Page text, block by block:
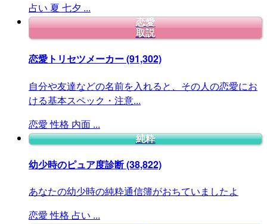
占い 夏 七夕 ...
恋愛
取説
恋愛トリセツメーカー(91,302)
自分や友達などの名前を入れると、その人の恋愛にお
ける基本スペック・注意...
恋愛 性格 内面 ...
純粋
幼少時のピュア度診断(38,822)
あなたの幼少時の純粋通信簿がおちていましたよ
恋愛 性格 占い ...